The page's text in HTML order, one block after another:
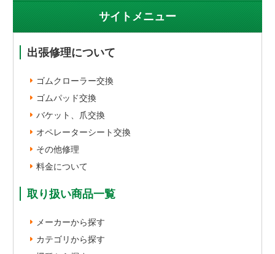
サイトメニュー
出張修理について
ゴムクローラー交換
ゴムパッド交換
バケット、爪交換
オペレーターシート交換
その他修理
料金について
取り扱い商品一覧
メーカーから探す
カテゴリから探す